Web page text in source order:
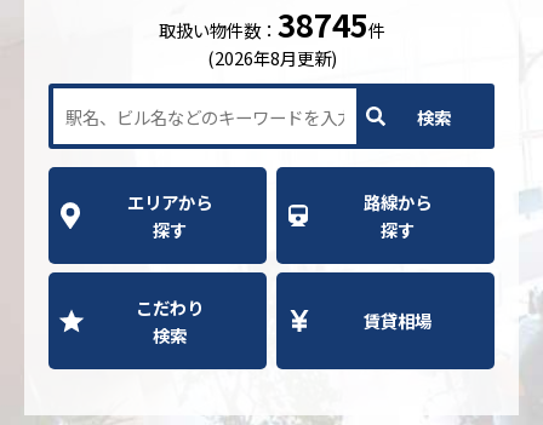
取扱い物件数： 38745件
(2026年8月更新)
エリアから
探す
路線から
探す
こだわり
検索
賃貸相場